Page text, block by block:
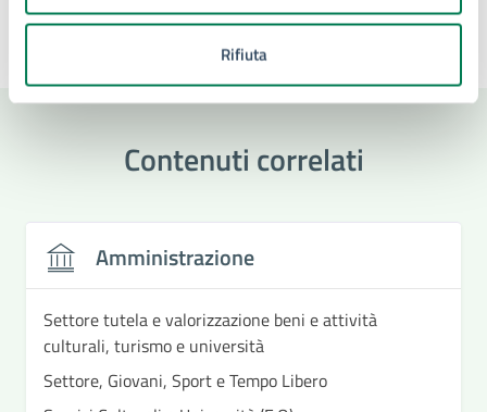
Rifiuta
16/01/2025, 14:08
Contenuti correlati
Amministrazione
Settore tutela e valorizzazione beni e attività
culturali, turismo e università
Settore, Giovani, Sport e Tempo Libero